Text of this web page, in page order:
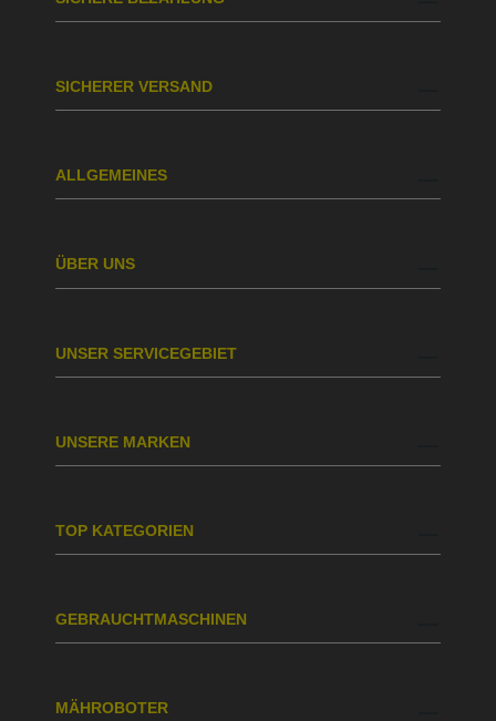
SICHERER VERSAND
ALLGEMEINES
ÜBER UNS
UNSER SERVICEGEBIET
UNSERE MARKEN
TOP KATEGORIEN
GEBRAUCHTMASCHINEN
MÄHROBOTER